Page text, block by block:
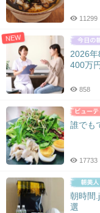
11299
NEW
2026年
400万
858
誰でも
17733
朝時間
選